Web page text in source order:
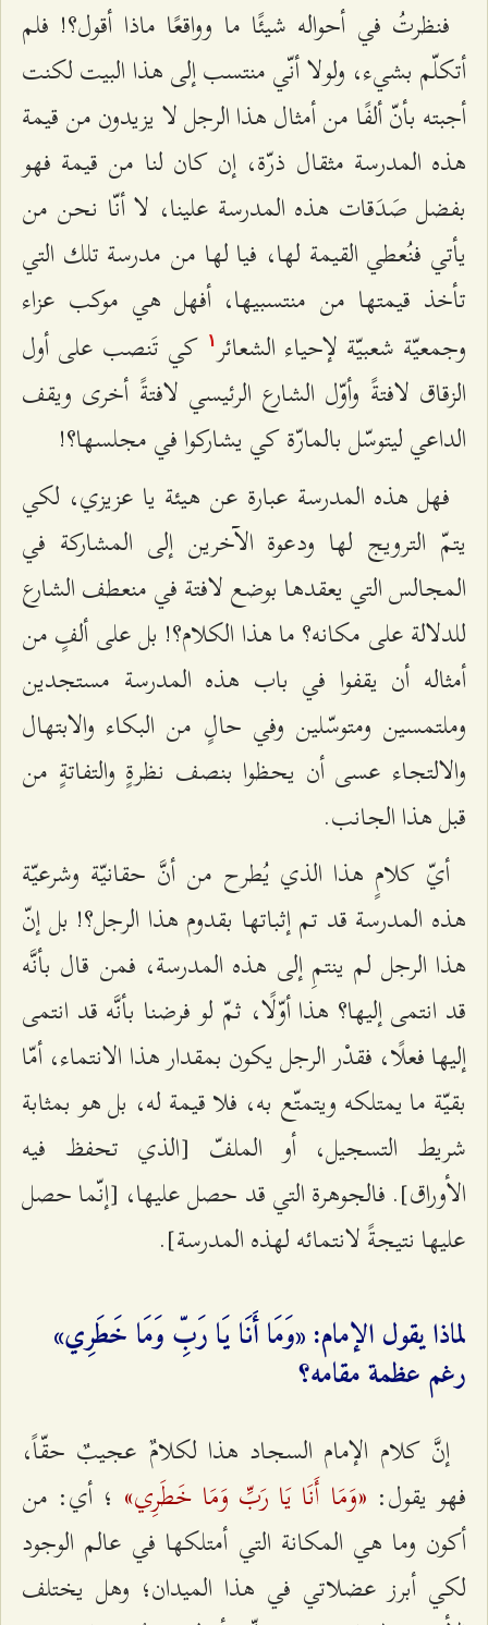
فنظرتُ في أحواله شيئًا ما وواقعًا ماذا أقول؟! فلم
أتكلّم بشيء، ولولا أنّي منتسب إلى هذا البيت لكنت
أجبته بأنّ ألفًا من أمثال هذا الرجل لا يزيدون من قيمة
هذه المدرسة مثقال ذرّة، إن كان لنا من قيمة فهو
بفضل صَدَقات هذه المدرسة علينا، لا أنّا نحن من
يأتي فنُعطي القيمة لها، فيا لها من مدرسة تلك التي
تأخذ قيمتها من منتسبيها، أفهل هي موكب عزاء
وجمعيّة شعبيّة لإحياء الشعائر۱
كي تَنصب على أول
الزقاق لافتةً وأوّل الشارع الرئيسي لافتةً أخرى ويقف
الداعي ليتوسّل بالمارّة كي يشاركوا في مجلسها؟!
فهل هذه المدرسة عبارة عن هیئة يا عزيزي، لكي
يتمّ الترويج لها ودعوة الآخرين إلى المشاركة في
المجالس التي يعقدها بوضع لافتة في منعطف الشارع
للدلالة على مكانه؟ ما هذا الكلام؟! بل على ألفٍ من
أمثاله أن يقفوا في باب هذه المدرسة مستجدين
وملتمسين ومتوسّلين وفي حالٍ من البكاء والابتهال
والالتجاء عسى أن يحظوا بنصف نظرةٍ والتفاتةٍ من
قبل هذا الجانب.
أيّ كلامٍ هذا الذي يُطرح من أنَّ حقانيّة وشرعيّة
هذه المدرسة قد تم إثباتها بقدوم هذا الرجل؟! بل إنّ
هذا الرجل لم ينتمِ إلى هذه المدرسة، فمن قال بأنَّه
قد انتمى إليها؟ هذا أوّلًا، ثمّ لو فرضنا بأنَّه قد انتمى
إليها فعلًا، فقدْر الرجل يكون بمقدار هذا الانتماء، أمّا
بقيّة ما يمتلكه ويتمتّع به، فلا قيمة له، بل هو بمثابة
شريط التسجيل، أو الملفّ [الذي تحفظ فيه
الأوراق]. فالجوهرة التي قد حصل عليها، [إنّما حصل
عليها نتيجةً لانتمائه لهذه المدرسة].
لماذا يقول الإمام: «وَمَا أَنَا يَا رَبِّ وَمَا خَطَرِي»
رغم عظمة مقامه؟
إنَّ كلام الإمام السجاد هذا لكلامٌ عجيبٌ حقّاً،
فهو يقول: «وَمَا أَنَا يَا رَبِّ وَمَا خَطَرِي» ؛ أي: من
أكون وما هي المكانة التي أمتلكها في عالم الوجود
لكي أبرز عضلاتي في هذا الميدان؛ وهل يختلف